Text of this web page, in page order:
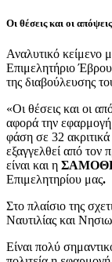
Οι θέσεις και οι
Αναλυτικό κείμενο
Επιμελητήριο
της διαβούλευσης
«Οι θέσεις και
αφορά την
φάση σε 32
εξαγγελθεί από
είναι και η
Επιμελητηρίου μας.
Στο πλαίσιο της
Ναυτιλίας και
Είναι πολύ